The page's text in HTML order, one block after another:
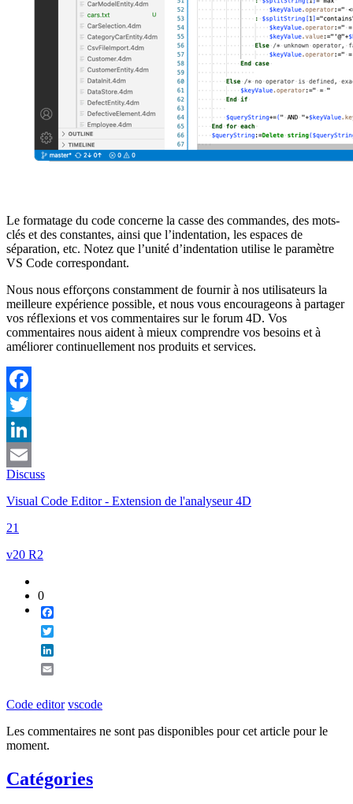
Le formatage du code concerne la casse des commandes, des mots-
clés et des constantes, ainsi que l’indentation, les espaces de
séparation, etc. Notez que l’unité d’indentation utilise le paramètre
VS Code correspondant.
Nous nous efforçons constamment de fournir à nos utilisateurs la
meilleure expérience possible, et nous vous encourageons à partager
vos réflexions et vos commentaires sur le forum 4D. Vos
commentaires nous aident à mieux comprendre vos besoins et à
améliorer continuellement nos produits et services.
Facebook
Twitter
LinkedIn
Email
Discuss
Visual Code Editor - Extension de l'analyseur 4D
21
v20 R2
0
Code editor vscode
Les commentaires ne sont pas disponibles pour cet article pour le
moment.
Catégories